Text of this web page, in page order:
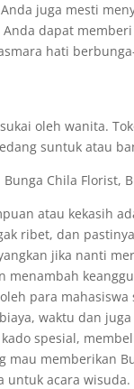
juga mesti
dapat
hati
oleh wanita.
suntuk atau
Chila Florist,
atau kekasih
ribet, dan
jika nanti
menambah
para
waktu dan
spesial,
mau memberikan
acara wisuda.